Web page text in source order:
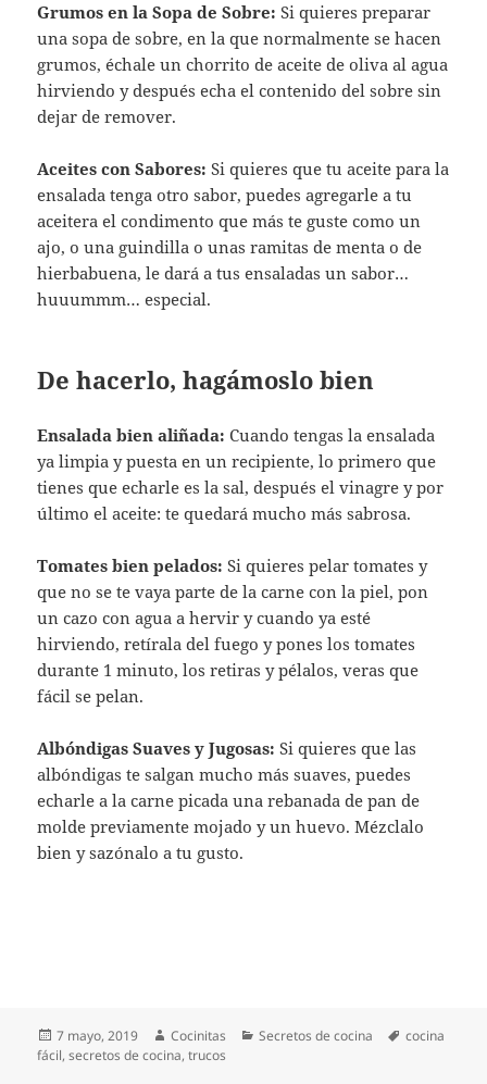
Grumos en la Sopa de Sobre: Si quieres preparar
una sopa de sobre, en la que normalmente se hacen
grumos, échale un chorrito de aceite de oliva al agua
hirviendo y después echa el contenido del sobre sin
dejar de remover.
Aceites con Sabores:Si quieres que tu aceite para la
ensalada tenga otro sabor, puedes agregarle a tu
aceitera el condimento que más te guste como un
ajo, o una guindilla o unas ramitas de menta o de
hierbabuena, le dará a tus ensaladas un sabor…
huuummm… especial.
De hacerlo, hagámoslo bien
Ensalada bien aliñada:Cuando tengas la ensalada
ya limpia y puesta en un recipiente, lo primero que
tienes que echarle es la sal, después el vinagre y por
último el aceite: te quedará mucho más sabrosa.
Tomates bien pelados:Si quieres pelar tomates y
que no se te vaya parte de la carne con la piel, pon
un cazo con agua a hervir y cuando ya esté
hirviendo, retírala del fuego y pones los tomates
durante 1 minuto, los retiras y pélalos, veras que
fácil se pelan.
Albóndigas Suaves y Jugosas:Si quieres que las
albóndigas te salgan mucho más suaves, puedes
echarle a la carne picada una rebanada de pan de
molde previamente mojado y un huevo. Mézclalo
bien y sazónalo a tu gusto.
Publicado
el
7 mayo, 2019 Autor
Cocinitas Categorías
Secretos de cocina Etiquetas
cocina
fácil,secretos de cocina,trucos